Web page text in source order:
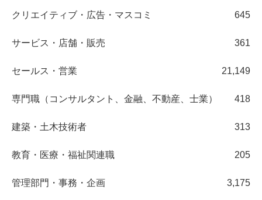
クリエイティブ・広告・マスコミ 645
サービス・店舗・販売 361
セールス・営業 21,149
専門職（コンサルタント、金融、不動産、士業） 418
建築・土木技術者 313
教育・医療・福祉関連職 205
管理部門・事務・企画 3,175